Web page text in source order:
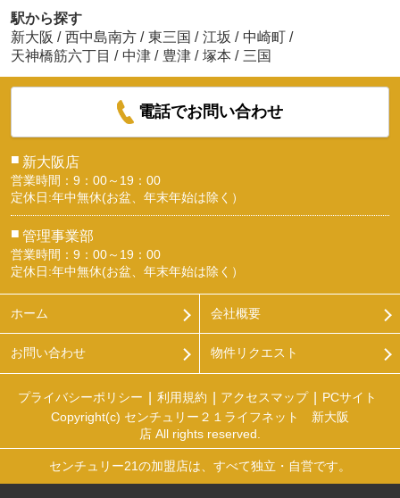
駅から探す
新大阪 / 西中島南方 / 東三国 / 江坂 / 中崎町 /
天神橋筋六丁目 / 中津 / 豊津 / 塚本 / 三国
電話でお問い合わせ
■ 新大阪店
営業時間：9：00～19：00
定休日:年中無休(お盆、年末年始は除く）
■ 管理事業部
営業時間：9：00～19：00
定休日:年中無休(お盆、年末年始は除く）
ホーム 会社概要
お問い合わせ 物件リクエスト
プライバシーポリシー 利用規約 アクセスマップ
PCサイト
Copyright(c) センチュリー２１ライフネット 新大阪
店 All rights reserved.
センチュリー21の加盟店は、すべて独立・自営です。